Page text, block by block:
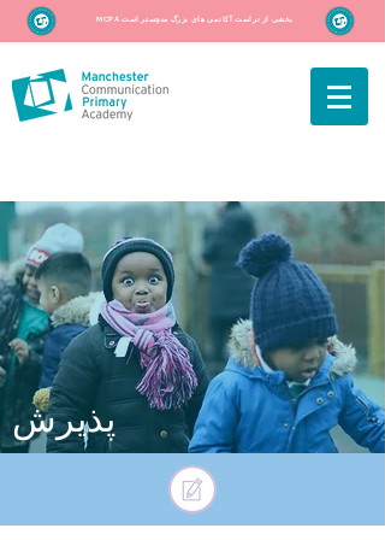
MCPA بخشی از تراست آکادمی های بزرگ منچستر است
پذیرش